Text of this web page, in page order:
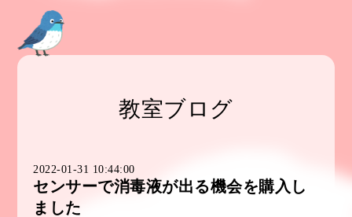
教室ブログ
2022-01-31 10:44:00
センサーで消毒液が出る機会を購入し
ました